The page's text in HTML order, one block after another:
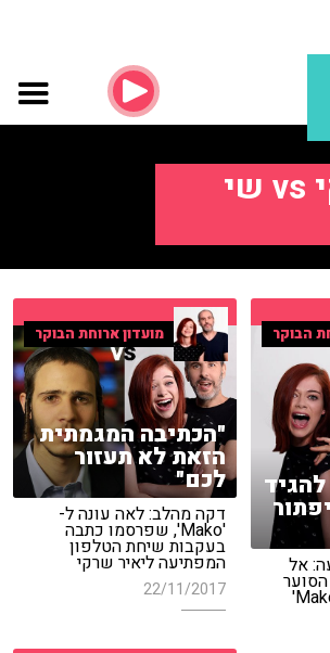
יאיר שרקי vs שי
הבוקר
אל
בין לאה לב לכתב 'Mako'
מועדון ארוחת הבוקר
"הכתיבה המגמתית
הזאת לא תעזור
לכם"
דקה מהלב: לאה עונה ל-
'Mako', שפרסמו כתבה
בעקבות שיחת הטלפון
המפתיעה ליאיר שרקי
22/11/2017